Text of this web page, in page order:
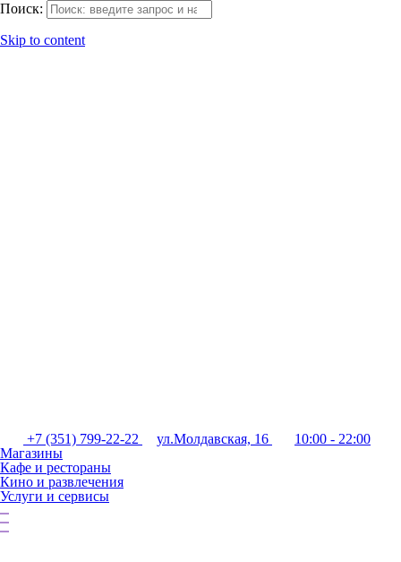
Поиск:
Skip to content
+7 (351) 799-22-22 ул.Молдавская, 16
10:00 - 22:00
Магазины
Кафе и рестораны
Кино и развлечения
Услуги и сервисы